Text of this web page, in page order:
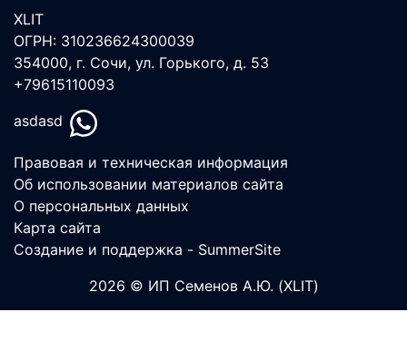
XLIT
ОГРН: 310236624300039
354000, г. Сочи, ул. Горького, д. 53
+79615110093
asdasd
Правовая и техническая информация
Об использовании материалов сайта
О персональных данных
Карта сайта
Создание и поддержка - SummerSite
2026 © ИП Семенов А.Ю. (XLIT)